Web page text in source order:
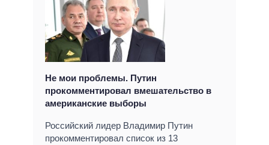
Не мои проблемы. Путин
прокомментировал вмешательство в
американские выборы
Российский лидер Владимир Путин
прокомментировал список из 13